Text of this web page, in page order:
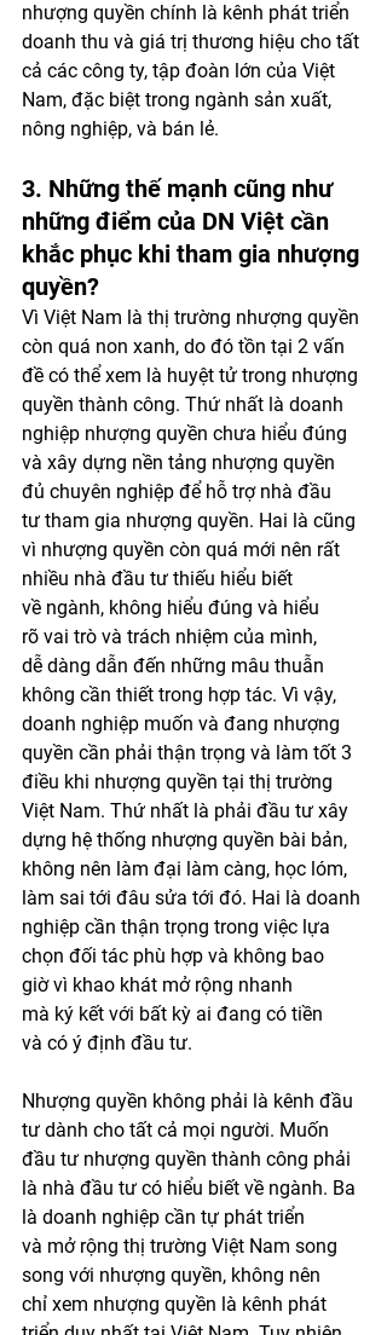
nhượng quyền chính là kênh phát triển
doanh thu và giá trị thương hiệu cho tất
cả các công ty, tập đoàn lớn của Việt
Nam, đặc biệt trong ngành sản xuất,
nông nghiệp, và bán lẻ.
3. Những thế mạnh cũng như
những điểm của DN Việt cần
khắc phục khi tham gia nhượng
quyền?
Vì Việt Nam là thị trường nhượng quyền
còn quá non xanh, do đó tồn tại 2 vấn
đề có thể xem là huyệt tử trong nhượng
quyền thành công. Thứ nhất là doanh
nghiệp nhượng quyền chưa hiểu đúng
và xây dựng nền tảng nhượng quyền
đủ chuyên nghiệp để hỗ trợ nhà đầu
tư tham gia nhượng quyền. Hai là cũng
vì nhượng quyền còn quá mới nên rất
nhiều nhà đầu tư thiếu hiểu biết
về ngành, không hiểu đúng và hiểu
rõ vai trò và trách nhiệm của mình,
dễ dàng dẫn đến những mâu thuẫn
không cần thiết trong hợp tác. Vì vậy,
doanh nghiệp muốn và đang nhượng
quyền cần phải thận trọng và làm tốt 3
điều khi nhượng quyền tại thị trường
Việt Nam. Thứ nhất là phải đầu tư xây
dựng hệ thống nhượng quyền bài bản,
không nên làm đại làm càng, học lóm,
làm sai tới đâu sửa tới đó. Hai là doanh
nghiệp cần thận trọng trong việc lựa
chọn đối tác phù hợp và không bao
giờ vì khao khát mở rộng nhanh
mà ký kết với bất kỳ ai đang có tiền
và có ý định đầu tư.
Nhượng quyền không phải là kênh đầu
tư dành cho tất cả mọi người. Muốn
đầu tư nhượng quyền thành công phải
là nhà đầu tư có hiểu biết về ngành. Ba
là doanh nghiệp cần tự phát triển
và mở rộng thị trường Việt Nam song
song với nhượng quyền, không nên
chỉ xem nhượng quyền là kênh phát